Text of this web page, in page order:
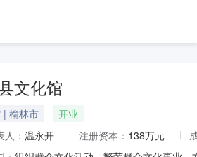
文化馆
| 榆林市
开业
： 温永开 注册资本： 138万元